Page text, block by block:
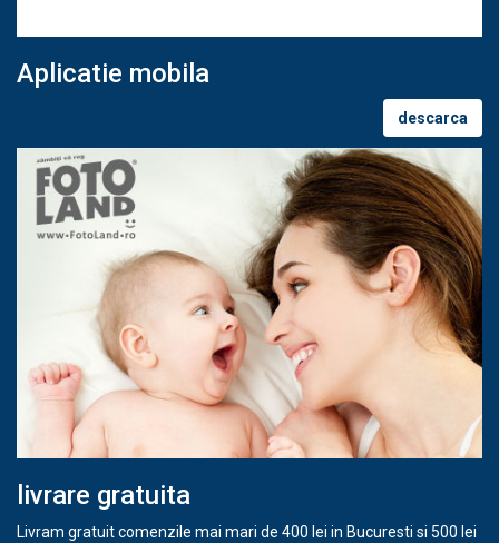
Aplicatie mobila
descarca
livrare gratuita
Livram gratuit comenzile mai mari de 400 lei in Bucuresti si 500 lei